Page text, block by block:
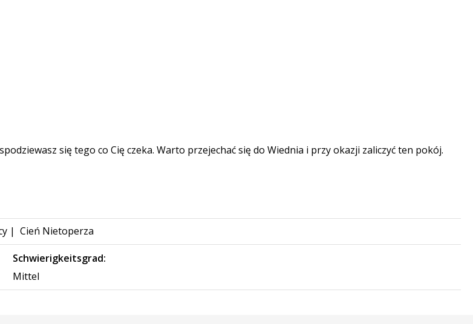
się tego co Cię czeka. Warto przejechać się do Wiednia i przy okazji zaliczyć ten pokój.
| Cień Nietoperza
Schwierigkeitsgrad:
Mittel